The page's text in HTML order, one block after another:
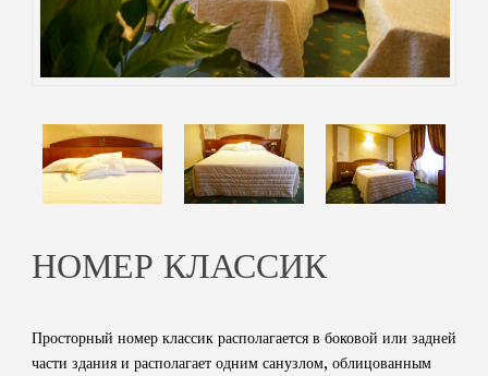
НОМЕР КЛАССИК
Просторный номер классик располагается в боковой или задней
части здания и располагает одним санузлом, облицованным